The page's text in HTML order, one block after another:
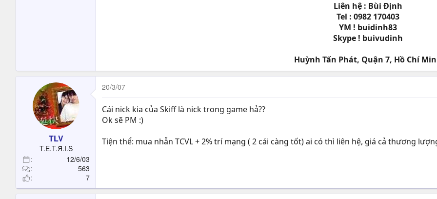
Liên hệ : Bùi Định
Tel : 0982 170403
YM ! buidinh83
Skype ! buivudinh
Huỳnh Tấn Phát, Quận 7, Hồ Chí
TLV
T.E.T.Я.I.S
12/6/03
563
7
20/3/07
Cái nick kia của Skiff là nick trong game hả??
Ok sẽ PM :)
Tiện thể: mua nhẫn TCVL + 2% trí mạng ( 2 cái càng tốt) ai có thì liên hệ, giá cả thương